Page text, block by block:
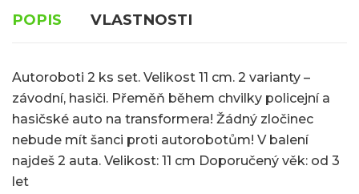
POPIS VLASTNOSTI
Autoroboti 2 ks set. Velikost 11 cm. 2 varianty –
závodní, hasiči. Přeměň během chvilky policejní a
hasičské auto na transformera! Žádný zločinec
nebude mít šanci proti autorobotům! V balení
najdeš 2 auta. Velikost: 11 cm Doporučený věk: od 3
let